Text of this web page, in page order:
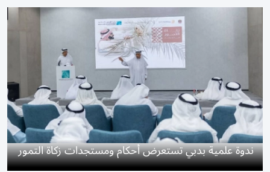
ندوة علمية بدبي تستعرض أحكام ومستجدات زكاة التمور